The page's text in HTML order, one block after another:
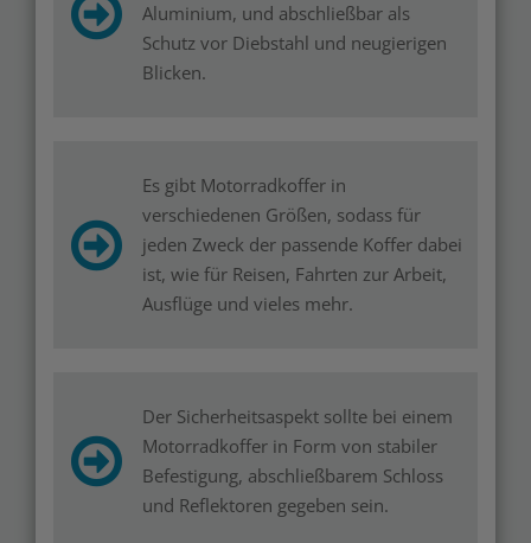
Aluminium, und abschließbar als
Schutz vor Diebstahl und neugierigen
Blicken.
Es gibt Motorradkoffer in
verschiedenen Größen, sodass für
jeden Zweck der passende Koffer dabei
ist, wie für Reisen, Fahrten zur Arbeit,
Ausflüge und vieles mehr.
Der Sicherheitsaspekt sollte bei einem
Motorradkoffer in Form von stabiler
Befestigung, abschließbarem Schloss
und Reflektoren gegeben sein.